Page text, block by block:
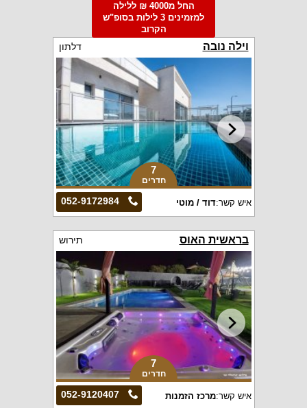
החל מ4000 ₪ ללילה
למזמינים 3 לילות בסופ"ש
הקרוב
וילה נובה דלתון
7
חדרים
052-9172984 איש קשר:דוד / מוטי
בראשית האוס תירוש
7
חדרים
052-9120407 איש קשר:מרכז הזמנות